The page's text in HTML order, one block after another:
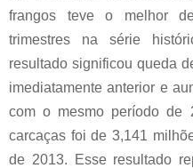
frangos teve o melhor
trimestres na série
resultado significou queda
imediatamente anterior e
com o mesmo período de
carcaças foi de 3,141
de 2013. Esse resultado